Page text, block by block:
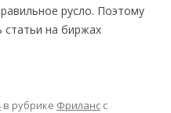
русло. Поэтому
статьи на биржах
в рубрике Фриланс с